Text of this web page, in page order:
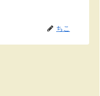
ちこ